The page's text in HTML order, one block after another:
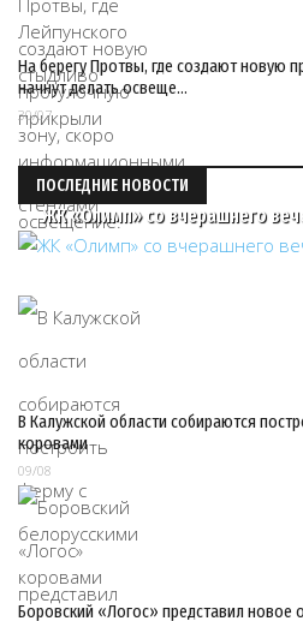
На берегу Протвы, где создают новую
начнут делать освеще…
30/07
ПОСЛЕДНИЕ НОВОСТИ
ЖК «Олимп» со вчерашнего
В Калужской области собираются
коровами
09/08
Боровский «Логос» представил новое